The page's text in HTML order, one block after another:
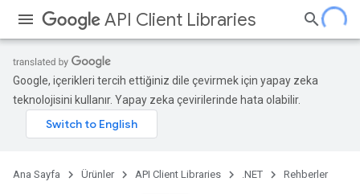
API Client Libraries
Google, içerikleri tercih ettiğiniz dile çevirmek için yapay zeka
teknolojisini kullanır. Yapay zeka çevirilerinde hata olabilir.
Ana Sayfa Ürünler API Client Libraries .NET Rehberler